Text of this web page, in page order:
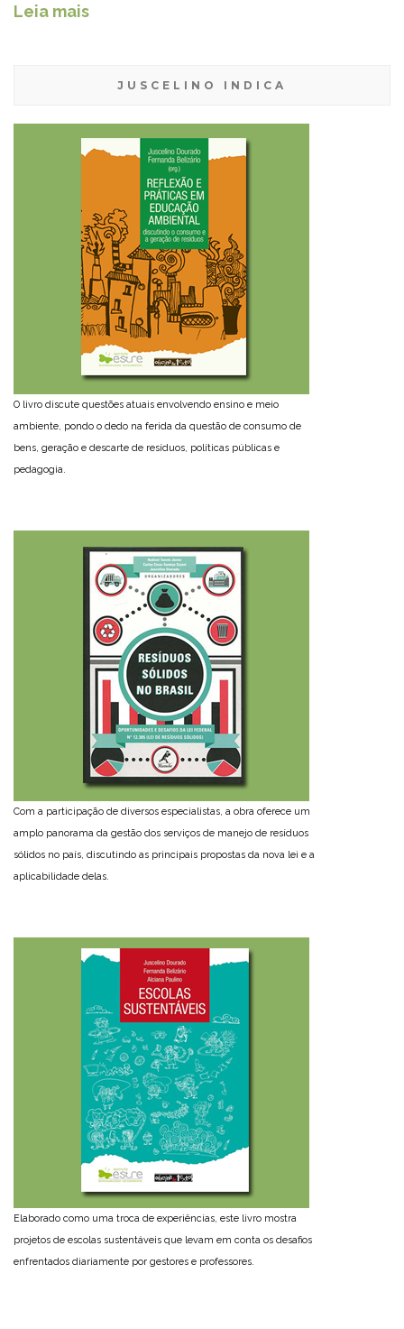
Leia mais
JUSCELINO INDICA
O livro discute questões atuais envolvendo ensino e meio
ambiente, pondo o dedo na ferida da questão de consumo de
bens, geração e descarte de resíduos, políticas públicas e
pedagogia.
Com a participação de diversos especialistas, a obra oferece um
amplo panorama da gestão dos serviços de manejo de resíduos
sólidos no país, discutindo as principais propostas da nova lei e a
aplicabilidade delas.
Elaborado como uma troca de experiências, este livro mostra
projetos de escolas sustentáveis que levam em conta os desafios
enfrentados diariamente por gestores e professores.